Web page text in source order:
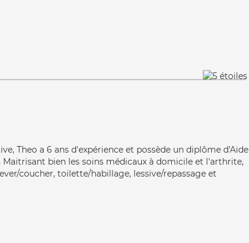
Theo a 6 ans d'expérience et possède un diplôme d'Aide
Maitrisant bien les soins médicaux à domicile et l'arthrite,
coucher, toilette/habillage, lessive/repassage et